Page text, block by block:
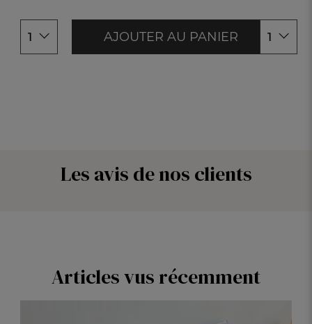
1 AJOUTER AU PANIER 1
Les avis de nos clients
Articles vus récemment